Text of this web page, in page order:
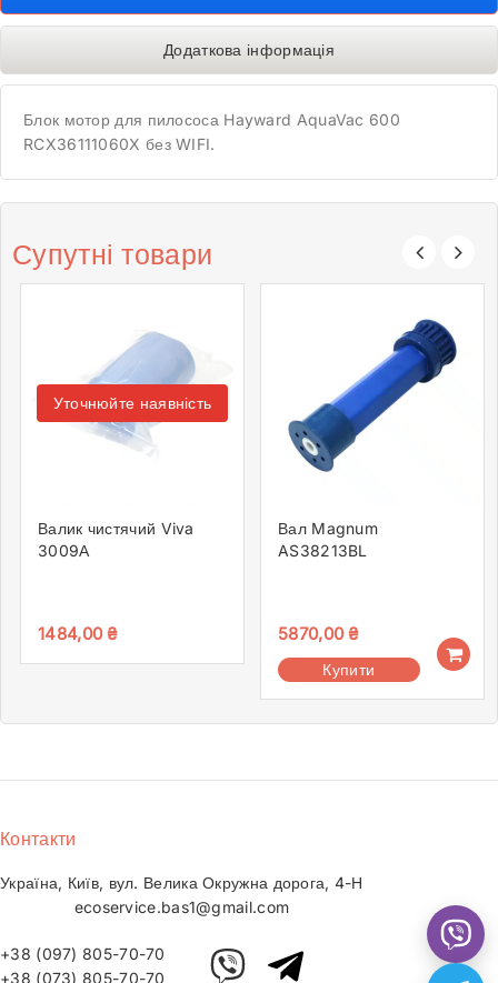
Додаткова інформація
Блок мотор для пилососа Hayward AquaVac 600
RCX36111060X без WIFI.
Супутні товари
Уточнюйте наявність
Валик чистячий Viva
3009А
1484,00₴
Вал Magnum
AS38213BL
5870,00₴
Купити
Контакти
Україна, Київ, вул. Велика Окружна дорога, 4-Н
ecoservice.bas1@gmail.com
+38 (097) 805-70-70
+38 (073) 805-70-70